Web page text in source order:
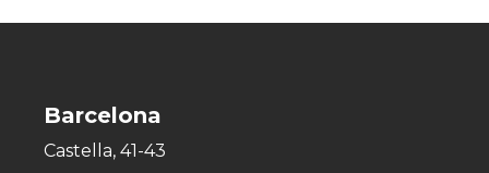
Barcelona
Castella, 41-43